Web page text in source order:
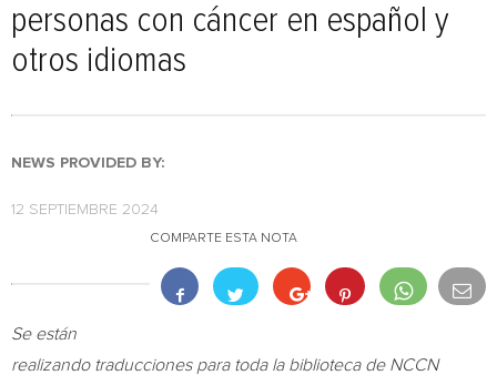
personas con cáncer en español y
otros idiomas
NEWS PROVIDED BY:
12 SEPTIEMBRE 2024
COMPARTE ESTA NOTA
Se están
realizando traducciones para toda la biblioteca de NCCN